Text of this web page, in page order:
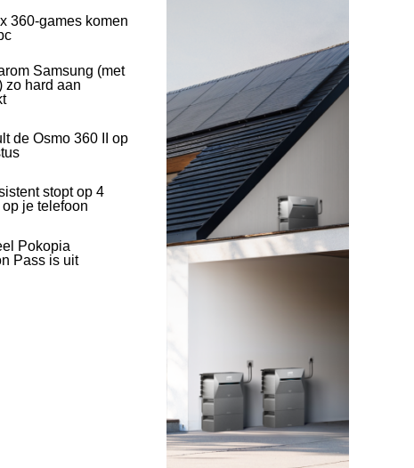
360-games komen
Samsung (met
zo hard aan
de Osmo 360 II op
stopt op 4
je telefoon
Pokopia
Pass is uit